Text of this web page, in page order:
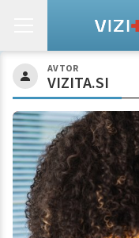
AVTOR
VIZITA.SI